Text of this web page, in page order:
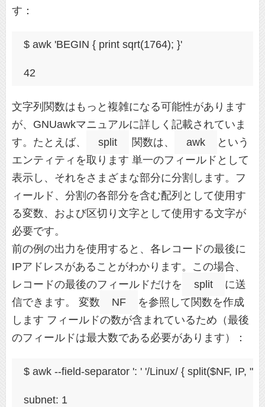
す：
$ awk 'BEGIN { print sqrt(1764); }'
42
文字列関数はもっと複雑になる可能性があります
が、GNUawkマニュアルに詳しく記載されていま
す。たとえば、
split 関数は、 awk
という
エンティティを取ります 単一のフィールドとして
表示し、それをさまざまな部分に分割します。フ
ィールド、分割の各部分を含む配列として使用す
る変数、および区切り文字として使用する文字が
必要です。
前の例の出力を使用すると、各レコードの最後に
IPアドレスがあることがわかります。この場合、
レコードの最後のフィールドだけを
split
に送
信できます。 変数
NF
を参照して関数を作成
します フィールドの数が含まれているため（最後
のフィールドは最大数である必要があります）：
$ awk --field-separator ': ' '/Linux/ { split($NF, IP,
subnet: 1